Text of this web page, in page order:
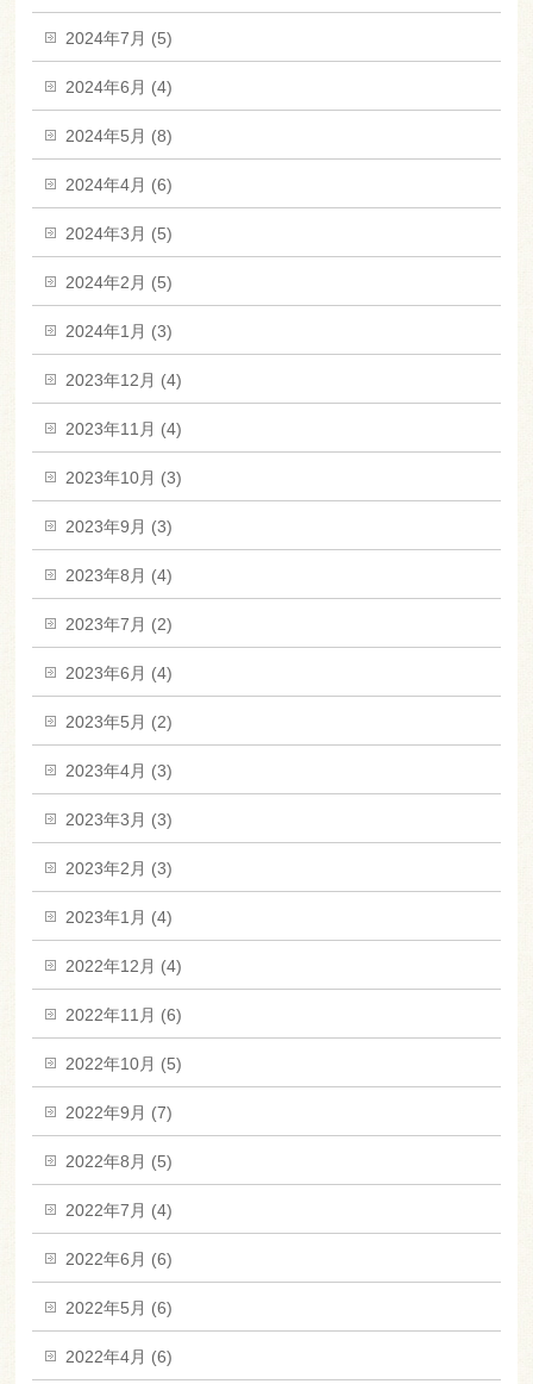
2024年7月 (5)
2024年6月 (4)
2024年5月 (8)
2024年4月 (6)
2024年3月 (5)
2024年2月 (5)
2024年1月 (3)
2023年12月 (4)
2023年11月 (4)
2023年10月 (3)
2023年9月 (3)
2023年8月 (4)
2023年7月 (2)
2023年6月 (4)
2023年5月 (2)
2023年4月 (3)
2023年3月 (3)
2023年2月 (3)
2023年1月 (4)
2022年12月 (4)
2022年11月 (6)
2022年10月 (5)
2022年9月 (7)
2022年8月 (5)
2022年7月 (4)
2022年6月 (6)
2022年5月 (6)
2022年4月 (6)